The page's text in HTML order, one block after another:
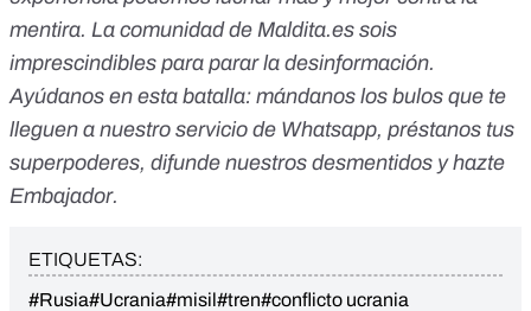
mentira. La comunidad de Maldita.es sois
imprescindibles para parar la desinformación.
Ayúdanos en esta batalla: mándanos los bulos que te
lleguen a nuestro servicio de Whatsapp, préstanos tus
superpoderes, difunde nuestros desmentidos yhazte
Embajador.
ETIQUETAS:
#Rusia#Ucrania#misil#tren#conflicto ucrania